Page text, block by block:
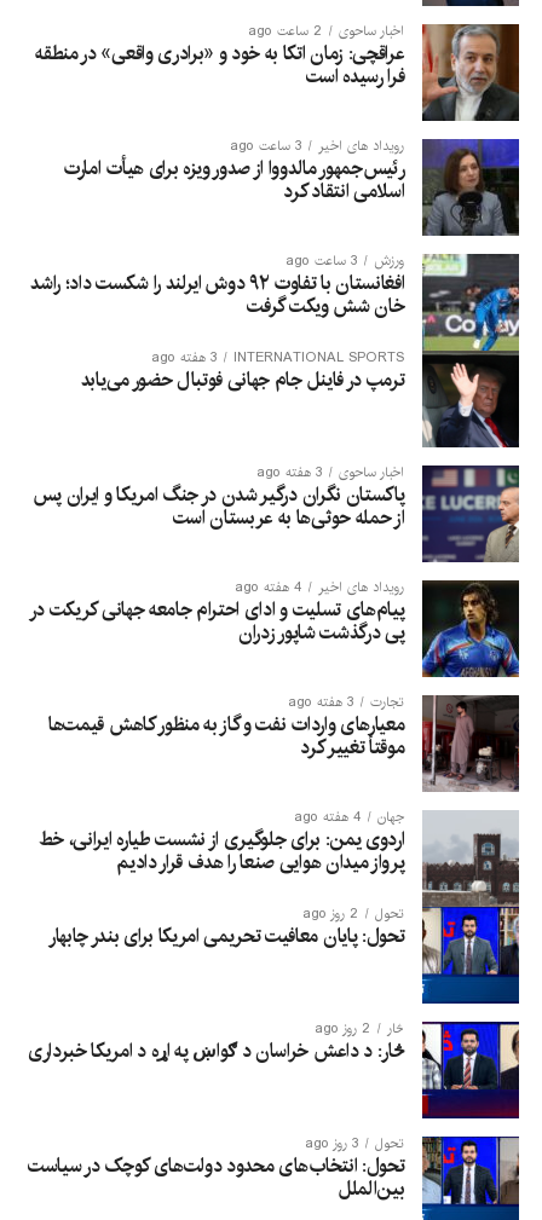
اخبار ساحوی 2 ساعت ago
عراقچی: زمان اتکا به خود و «برادری واقعی» در منطقه
فرا رسیده است
رویداد های اخیر 3 ساعت ago
رئیس‌جمهور مالدووا از صدور ویزه برای هیأت امارت
اسلامی انتقاد کرد
ورزش 3 ساعت ago
افغانستان با تفاوت ۹۲ دوش ایرلند را شکست داد؛ راشد
خان شش ویکت گرفت
INTERNATIONAL SPORTS 3 هفته ago
ترمپ در فاینل جام جهانی فوتبال حضور می‌یابد
اخبار ساحوی 3 هفته ago
پاکستان نگران درگیر شدن در جنگ امریکا و ایران پس
از حمله حوثی‌ها به عربستان است
رویداد های اخیر 4 هفته ago
پیام‌های تسلیت و ادای احترام جامعه جهانی کریکت در
پی درگذشت شاپور زدران
تجارت 3 هفته ago
معیارهای واردات نفت و گاز به منظور کاهش قیمت‌ها
موقتاً تغییر کرد
جهان 4 هفته ago
اردوی یمن: برای جلوگیری از نشست طیاره ایرانی، خط
پرواز میدان هوایی صنعا را هدف قرار دادیم
تحول 2 روز ago
تحول: پایان معافیت تحریمی امریکا برای بندر چابهار
څار 2 روز ago
څار: د داعش خراسان د ګواښ په اړه د امریکا خبرداری
تحول 3 روز ago
تحول: انتخاب‌های محدود دولت‌های کوچک در سیاست
بین‌الملل